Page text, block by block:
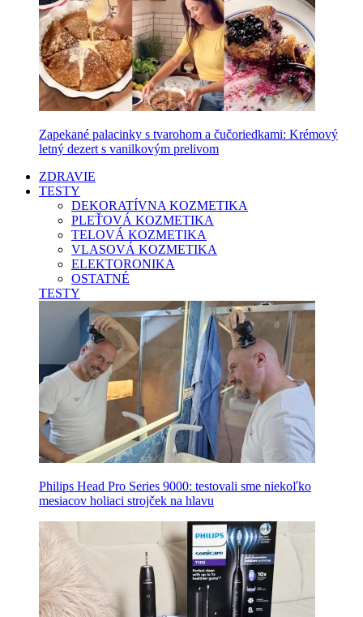
Zapekané palacinky s tvarohom a čučoriedkami: Krémový
letný dezert s vanilkovým prelivom
ZDRAVIE
TESTY
DEKORATÍVNA KOZMETIKA
PLEŤOVÁ KOZMETIKA
TELOVÁ KOZMETIKA
VLASOVÁ KOZMETIKA
ELEKTORONIKA
OSTATNÉ
TESTY
Philips Head Pro Series 9000: testovali sme niekoľko
mesiacov holiaci strojček na hlavu